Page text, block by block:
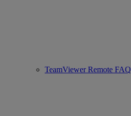
TeamViewer Remote FAQ